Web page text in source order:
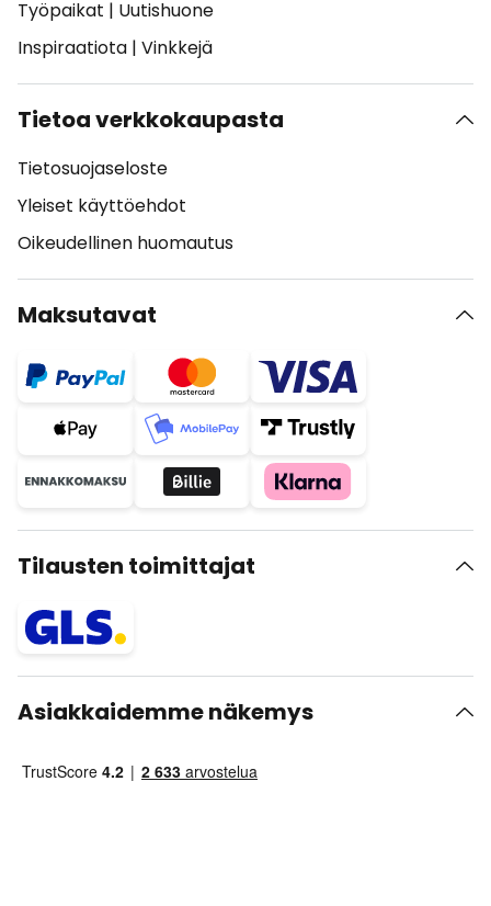
Työpaikat | Uutishuone
Inspiraatiota | Vinkkejä
Tietoa verkkokaupasta
Tietosuojaseloste
Yleiset käyttöehdot
Oikeudellinen huomautus
Maksutavat
Tilausten toimittajat
Asiakkaidemme näkemys